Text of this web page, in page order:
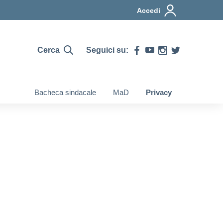
Accedi
Cerca Seguici su:
Bacheca sindacale MaD Privacy